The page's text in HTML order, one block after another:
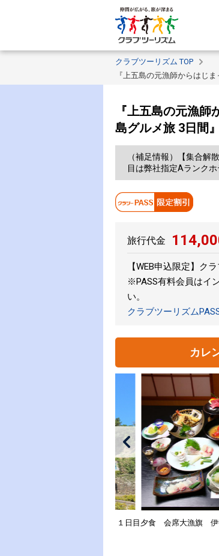
クラブツーリズム TOP
『上五島の元漁師からはじ
『上五島の元漁
島グルメ旅 3日間
（補足情報）【集合
目は弊社指定Aランク
旅行代金
【WEB申込限定】ク
※PASS有料会員はイ
い。
クラブツーリズム
カレ
１日目夕食 会席大漁旗 伊